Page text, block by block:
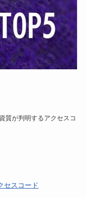
質が判明するアクセスコ
セスコード